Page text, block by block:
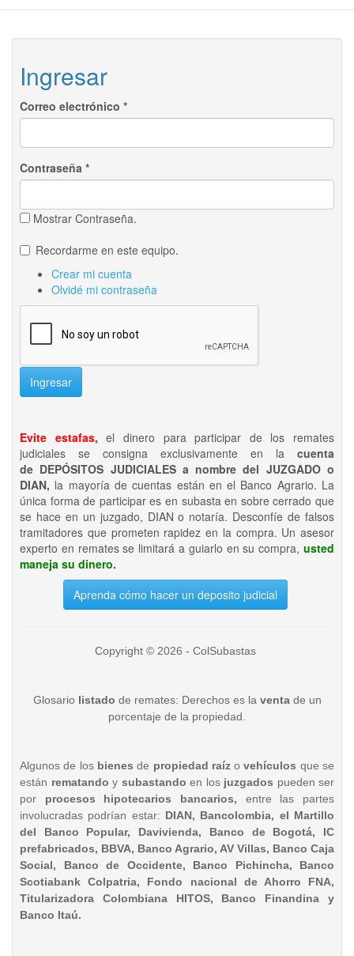
Ingresar
Correo electrónico *
Contraseña *
Mostrar Contraseña.
Recordarme en este equipo.
Crear mi cuenta
Olvidé mi contraseña
Ingresar
Evite estafas, el dinero para participar de los remates
judiciales se consigna exclusivamente en la cuenta
de DEPÓSITOS JUDICIALES a nombre del JUZGADO o
DIAN, la mayoría de cuentas están en el Banco Agrario. La
única forma de participar es en subasta en sobre cerrado que
se hace en un juzgado, DIAN o notaría. Desconfíe de falsos
tramitadores que prometen rapidez en la compra. Un asesor
experto en remates se limitará a guiarlo en su compra, usted
maneja su dinero.
Aprenda cómo hacer un deposito judicial
Copyright © 2026 - ColSubastas
Glosario listado de remates: Derechos es la ventade un
porcentaje de la propiedad.
Algunos de los bienesde propiedad raízo vehículos que se
están rematando y subastando en los juzgados pueden ser
por procesos hipotecarios bancarios, entre las partes
involucradas podrían estar: DIAN, Bancolombia, el Martillo
del Banco Popular, Davivienda, Banco de Bogotá, IC
prefabricados, BBVA, Banco Agrario, AV Villas, Banco Caja
Social, Banco de Occidente, Banco Pichincha, Banco
Scotiabank Colpatria, Fondo nacional de Ahorro FNA,
Titularizadora Colombiana HITOS, Banco Finandina y
Banco Itaú.